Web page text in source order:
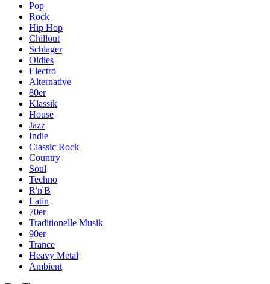
Pop
Rock
Hip Hop
Chillout
Schlager
Oldies
Electro
Alternative
80er
Klassik
House
Jazz
Indie
Classic Rock
Country
Soul
Techno
R'n'B
Latin
70er
Traditionelle Musik
90er
Trance
Heavy Metal
Ambient